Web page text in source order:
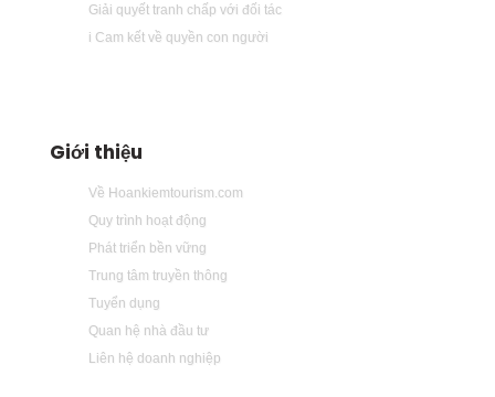
Giải quyết tranh chấp với đối tác
i Cam kết về quyền con người
Giới thiệu
Về Hoankiemtourism.com
Quy trình hoạt động
Phát triển bền vững
Trung tâm truyền thông
Tuyển dụng
Quan hệ nhà đầu tư
Liên hệ doanh nghiệp